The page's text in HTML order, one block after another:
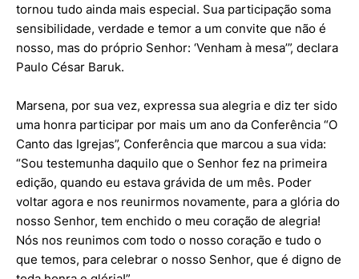
tornou tudo ainda mais especial. Sua participação soma
sensibilidade, verdade e temor a um convite que não é
nosso, mas do próprio Senhor: ‘Venham à mesa’”, declara
Paulo César Baruk.
Marsena, por sua vez, expressa sua alegria e diz ter sido
uma honra participar por mais um ano da Conferência “O
Canto das Igrejas”, Conferência que marcou a sua vida:
“Sou testemunha daquilo que o Senhor fez na primeira
edição, quando eu estava grávida de um mês. Poder
voltar agora e nos reunirmos novamente, para a glória do
nosso Senhor, tem enchido o meu coração de alegria!
Nós nos reunimos com todo o nosso coração e tudo o
que temos, para celebrar o nosso Senhor, que é digno de